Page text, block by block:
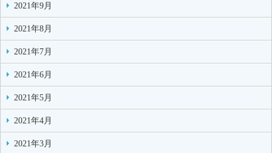
2021年9月
2021年8月
2021年7月
2021年6月
2021年5月
2021年4月
2021年3月